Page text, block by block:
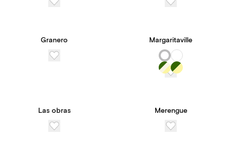
Granero Margaritaville
Las obras Merengue